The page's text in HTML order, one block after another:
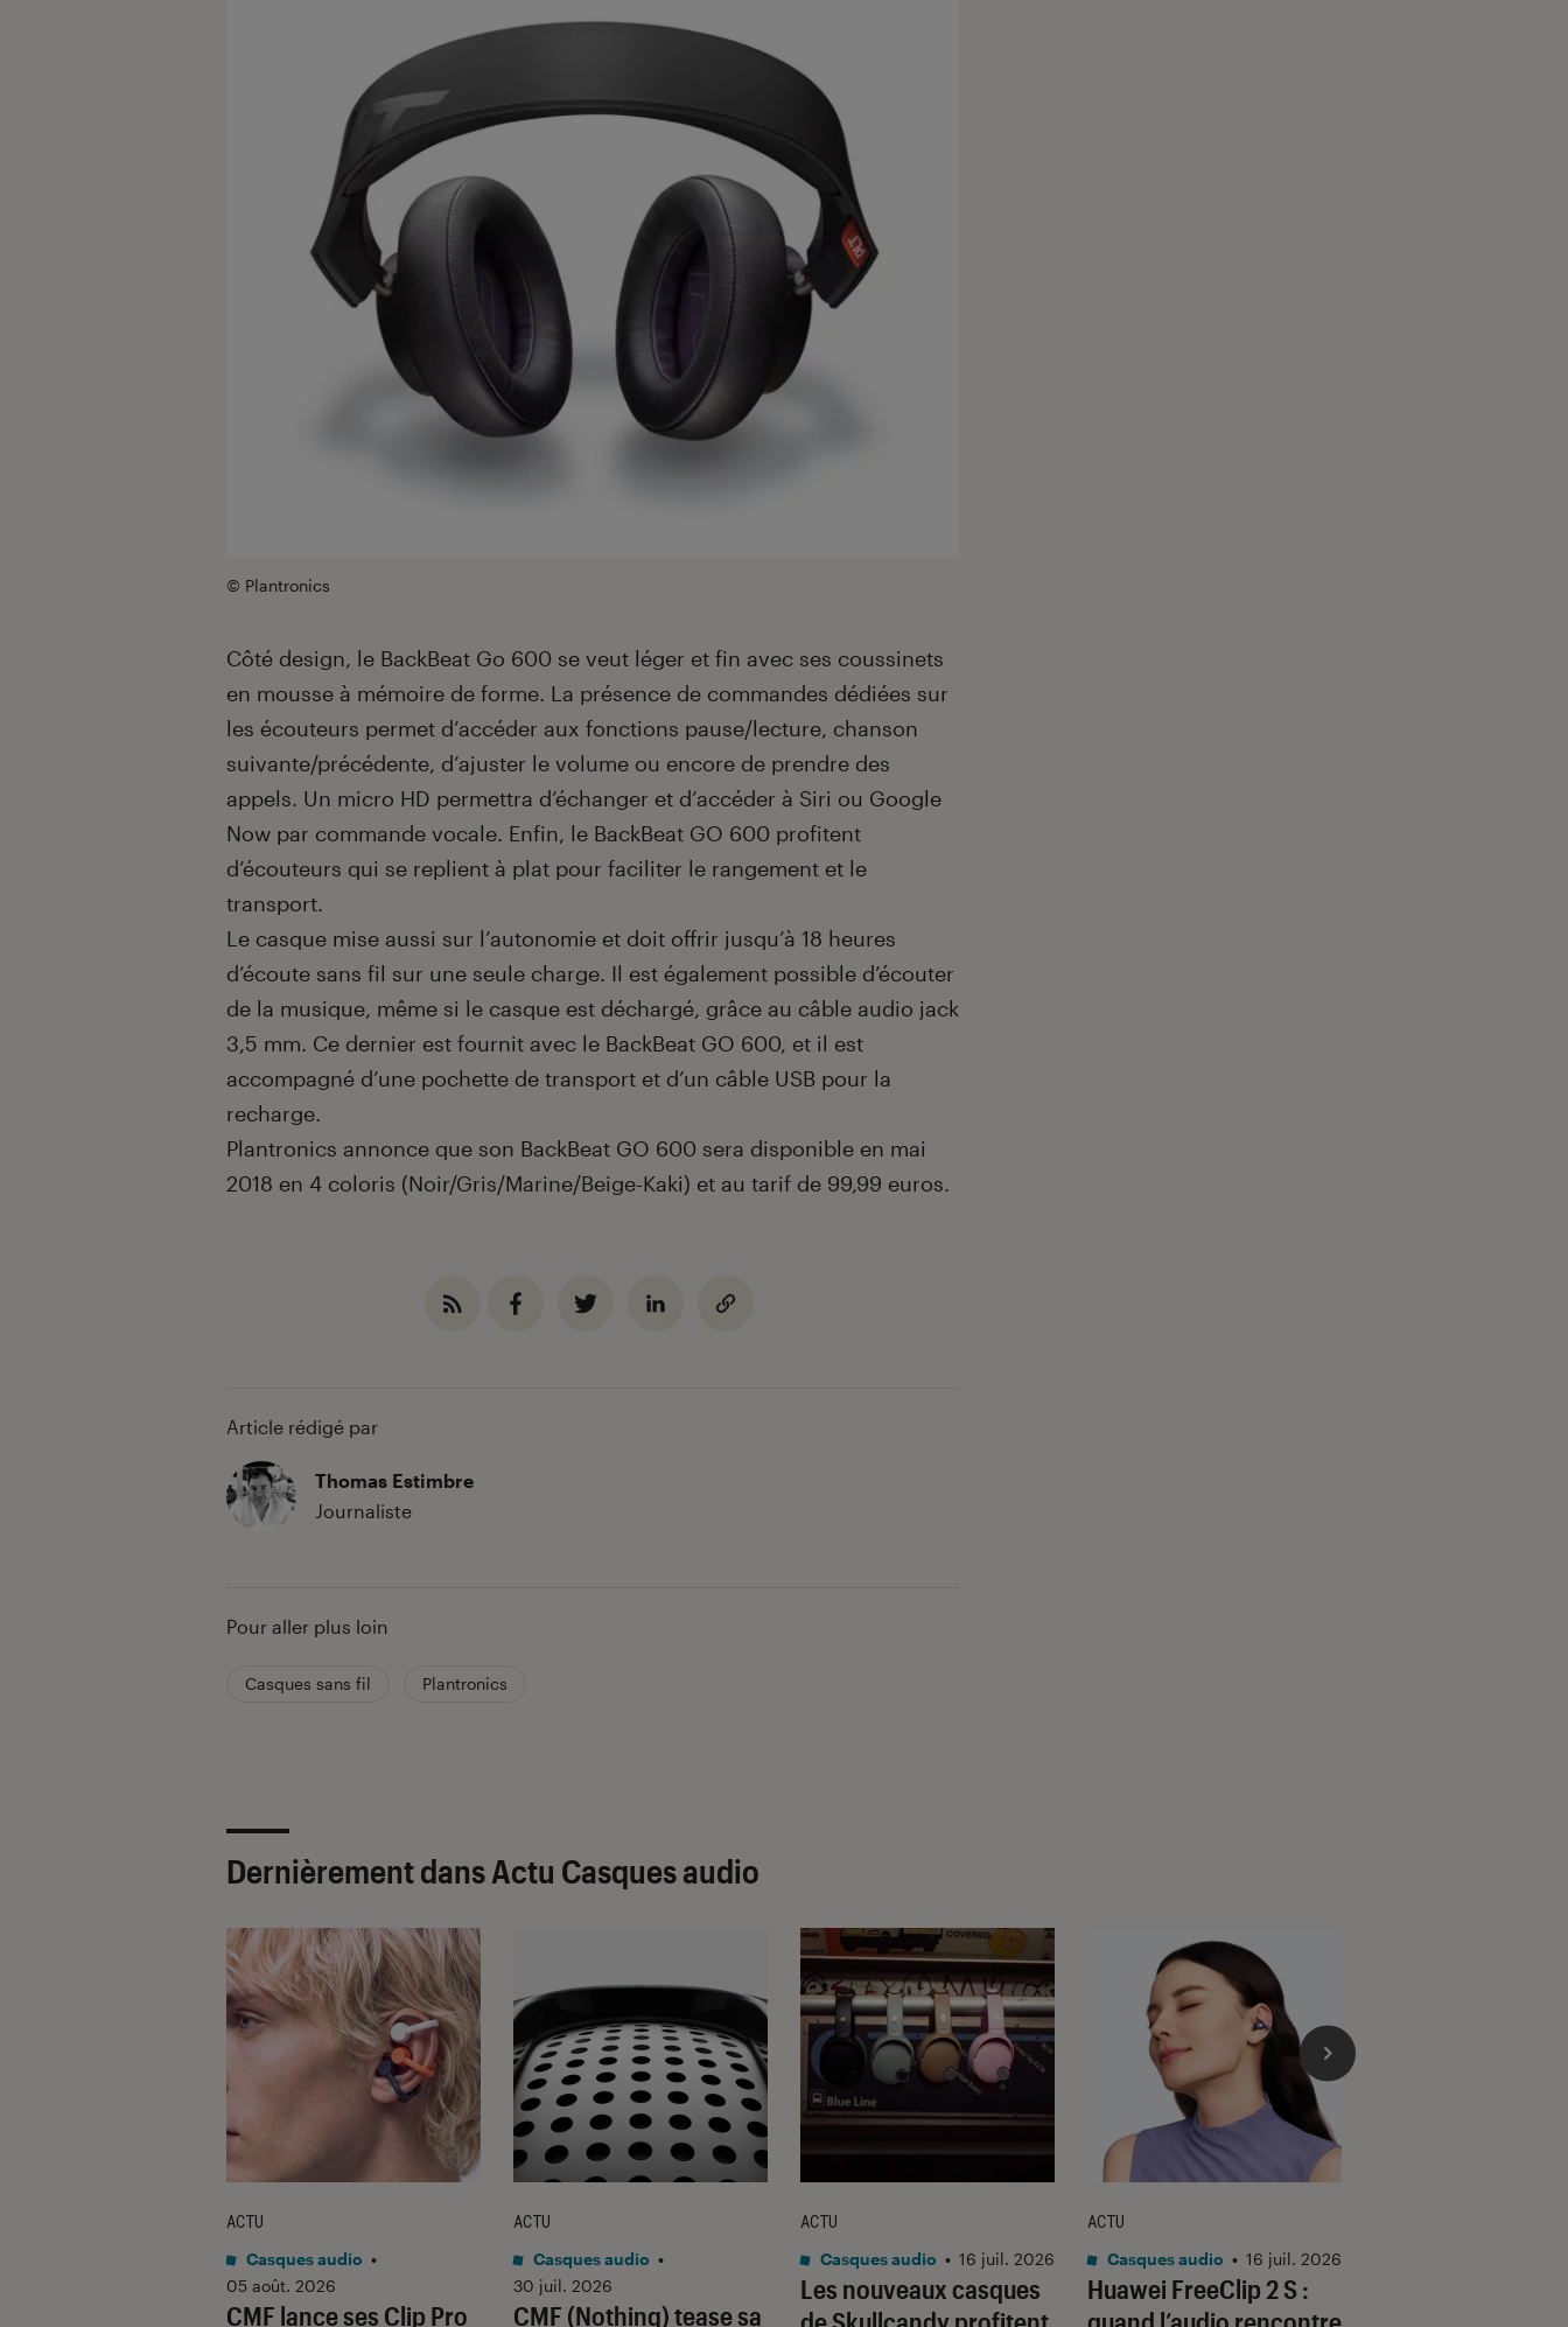
© Plantronics
Côté design, le BackBeat Go 600 se veut léger et fin avec ses coussinets
en mousse à mémoire de forme. La présence de commandes dédiées sur
les écouteurs permet d’accéder aux fonctions pause/lecture, chanson
suivante/précédente, d’ajuster le volume ou encore de prendre des
appels. Un micro HD permettra d’échanger et d’accéder à Siri ou Google
Now par commande vocale. Enfin, le BackBeat GO 600 profitent
d’écouteurs qui se replient à plat pour faciliter le rangement et le
transport.
Le casque mise aussi sur l’autonomie et doit offrir jusqu’à 18 heures
d’écoute sans fil sur une seule charge. Il est également possible d’écouter
de la musique, même si le casque est déchargé, grâce au câble audio jack
3,5 mm. Ce dernier est fournit avec le BackBeat GO 600, et il est
accompagné d’une pochette de transport et d’un câble USB pour la
recharge.
Plantronics annonce que son BackBeat GO 600 sera disponible en mai
2018 en 4 coloris (Noir/Gris/Marine/Beige-Kaki) et au tarif de 99,99 euros.
Article rédigé par
Thomas Estimbre
Journaliste
Pour aller plus loin
Casques sans fil Plantronics
Dernièrement dans Actu Casques audio
CMF lance ses Clip Pro
ACTU
Casques audio •
05 août. 2026
CMF (Nothing) tease sa
ACTU
Casques audio •
30 juil. 2026
Les nouveaux casques
ACTU
Casques audio • 16 juil. 2026
Huawei FreeClip 2 S :
ACTU
Casques audio • 16 juil. 2026